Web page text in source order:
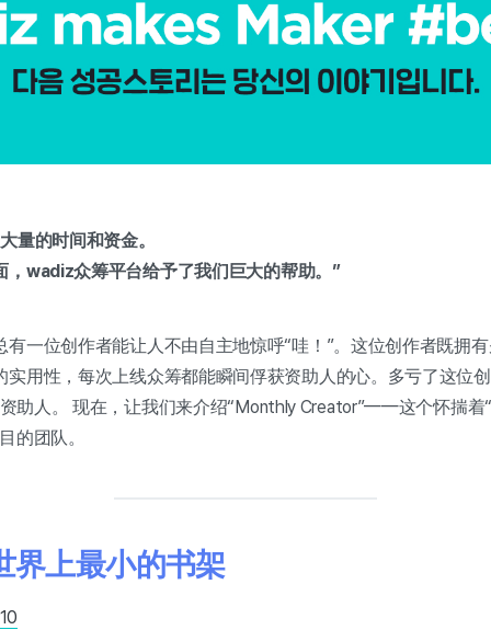
量的时间和资金。
，wadiz众筹平台给予了我们巨大的帮助。”
有一位创作者能让人不由自主地惊呼“哇！”。这位创作者既拥
实用性，每次上线众筹都能瞬间俘获资助人的心。多亏了这位
助人。 现在，让我们来介绍“Monthly Creator”——这个怀揣着
的团队。
上最小的书架